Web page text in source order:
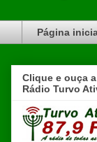
Página
Clique e ouça a
Rádio Turvo